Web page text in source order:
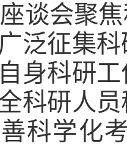
谈会聚
泛征集
身科研
科研人
科学化